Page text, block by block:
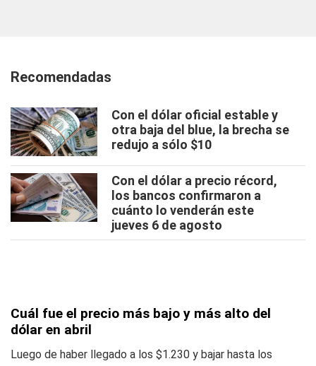
Recomendadas
Con el dólar oficial estable y
otra baja del blue, la brecha se
redujo a sólo $10
Con el dólar a precio récord,
los bancos confirmaron a
cuánto lo venderán este
jueves 6 de agosto
Cuál fue el precio más bajo y más alto del
dólar en abril
Luego de haber llegado a los $1.230 y bajar hasta los